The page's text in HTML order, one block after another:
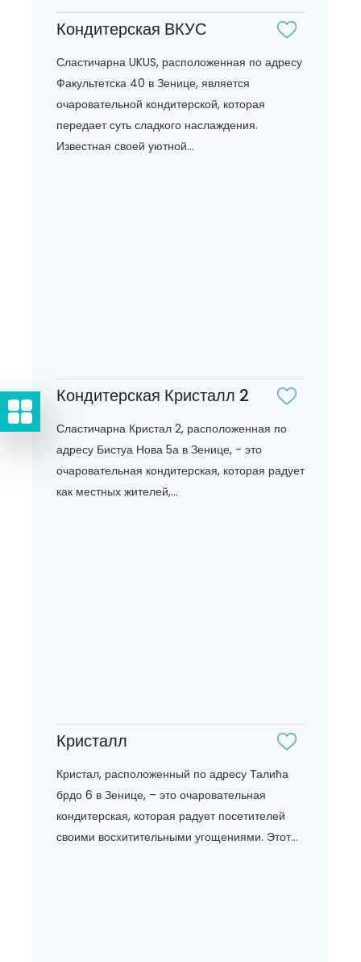
Кондитерская ВКУС
Сластичарна UKUS, расположенная по адресу
Факультетска 40 в Зенице, является
очаровательной кондитерской, которая
передает суть сладкого наслаждения.
Известная своей уютной...
Кондитерская Кристалл 2
Сластичарна Кристал 2, расположенная по
адресу Бистуа Нова 5а в Зенице, - это
очаровательная кондитерская, которая радует
как местных жителей,...
Кристалл
Кристал, расположенный по адресу Талића
брдо 6 в Зенице, – это очаровательная
кондитерская, которая радует посетителей
своими восхитительными угощениями. Этот...